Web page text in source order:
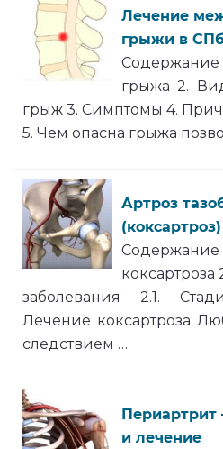
Лечение
грыжи в
грыжа 2.
грыж 3. Симптомы 4.
5. Чем опасна грыжа
Артроз
(коксартроз)
заболевания 2.1.
Лечение коксартроза
следствием …
и лечение